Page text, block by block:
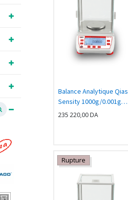
Balance Analytique Qias
Sensity 1000g/0.001g
Calibration externe
235 220,00DA
Rupture